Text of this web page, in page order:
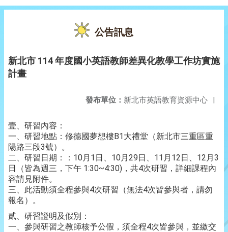
公告訊息
新北市 114 年度國小英語教師差異化教學工作坊實施
計畫
發布單位： 新北市英語教育資源中心 |
壹、研習內容：
一、研習地點：修德國夢想樓B1大禮堂（新北市三重區重
陽路三段3號）。
二、研習日期：：10月1日、10月29日、11月12日、12月3
日（皆為週三，下午 1:30~4:30)，共4次研習，詳細課程內
容請見附件。
三、此活動須全程參與4次研習（無法4次皆參與者，請勿
報名）。
貳、研習證明及假別：
一、參與研習之教師核予公假，須全程4次皆參與，並繳交